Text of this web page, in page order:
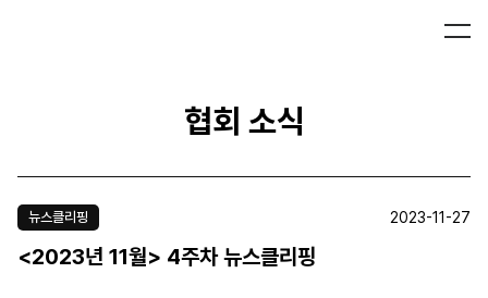
협회 소식
뉴스클리핑 2023-11-27
<2023년 11월> 4주차 뉴스클리핑